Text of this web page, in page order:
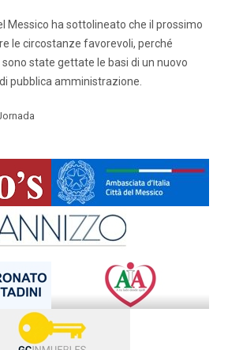
Messico ha sottolineato che il prossimo
le circostanze favorevoli, perché
state gettate le basi di un nuovo
pubblica amministrazione.